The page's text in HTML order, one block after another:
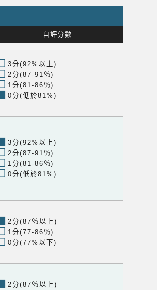
自評分數
3分(92%以上)
2分(87-91％)
1分(81-86％)
0分(低於81%)
3分(92%以上)
2分(87-91％)
1分(81-86％)
0分(低於81%)
2分(87％以上)
1分(77-86％)
0分(77%以下)
2分(87％以上)